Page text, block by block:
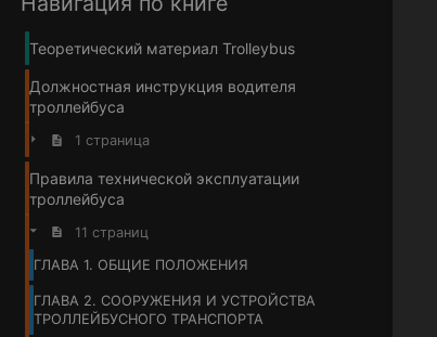
Теоретический материал Trolleybus
Должностная инструкция водителя
троллейбуса
1 страница
Правила технической эксплуатации
троллейбуса
11 страниц
ГЛАВА 1. ОБЩИЕ ПОЛОЖЕНИЯ
ГЛАВА 2. СООРУЖЕНИЯ И УСТРОЙСТВА
ТРОЛЛЕЙБУСНОГО ТРАНСПОРТА